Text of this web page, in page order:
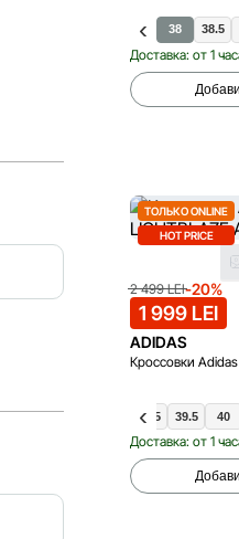
38 38.5
Доставка: от 1
ТОЛЬКО ONLINE
HOT PRICE
2 499 LEI-20%
1 999 LEI
ADIDAS
Кроссовки
37.5 38.5 39.5 40
Доставка: от 1